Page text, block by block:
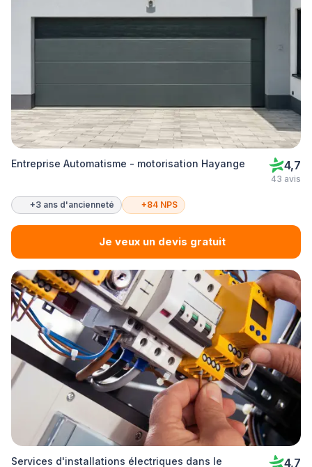
Entreprise Automatisme - motorisation Hayange 4,7
43 avis
+3 ans d'ancienneté +84 NPS
Je veux un devis gratuit
Services d'installations électriques dans le
4,7